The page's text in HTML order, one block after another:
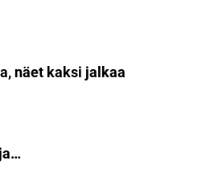
näet kaksi jalkaa